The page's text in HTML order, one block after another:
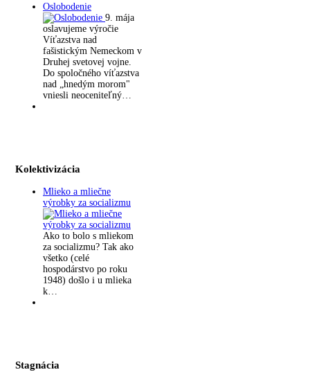
Oslobodenie
9. mája
oslavujeme výročie
Víťazstva nad
fašistickým Nemeckom v
Druhej svetovej vojne.
Do spoločného víťazstva
nad „hnedým morom"
vniesli neoceniteľný…
Kolektivizácia
Mlieko a mliečne
výrobky za socializmu
Ako to bolo s mliekom
za socializmu? Tak ako
všetko (celé
hospodárstvo po roku
1948) došlo i u mlieka
k…
Stagnácia